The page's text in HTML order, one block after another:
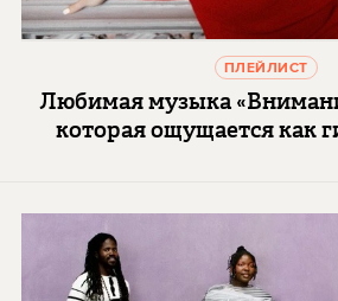
ПЛЕЙЛИСТ
Любимая музыка
которая ощущается как